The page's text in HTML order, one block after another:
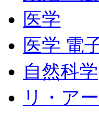
医学
医学 電
自然科学
リ・ア